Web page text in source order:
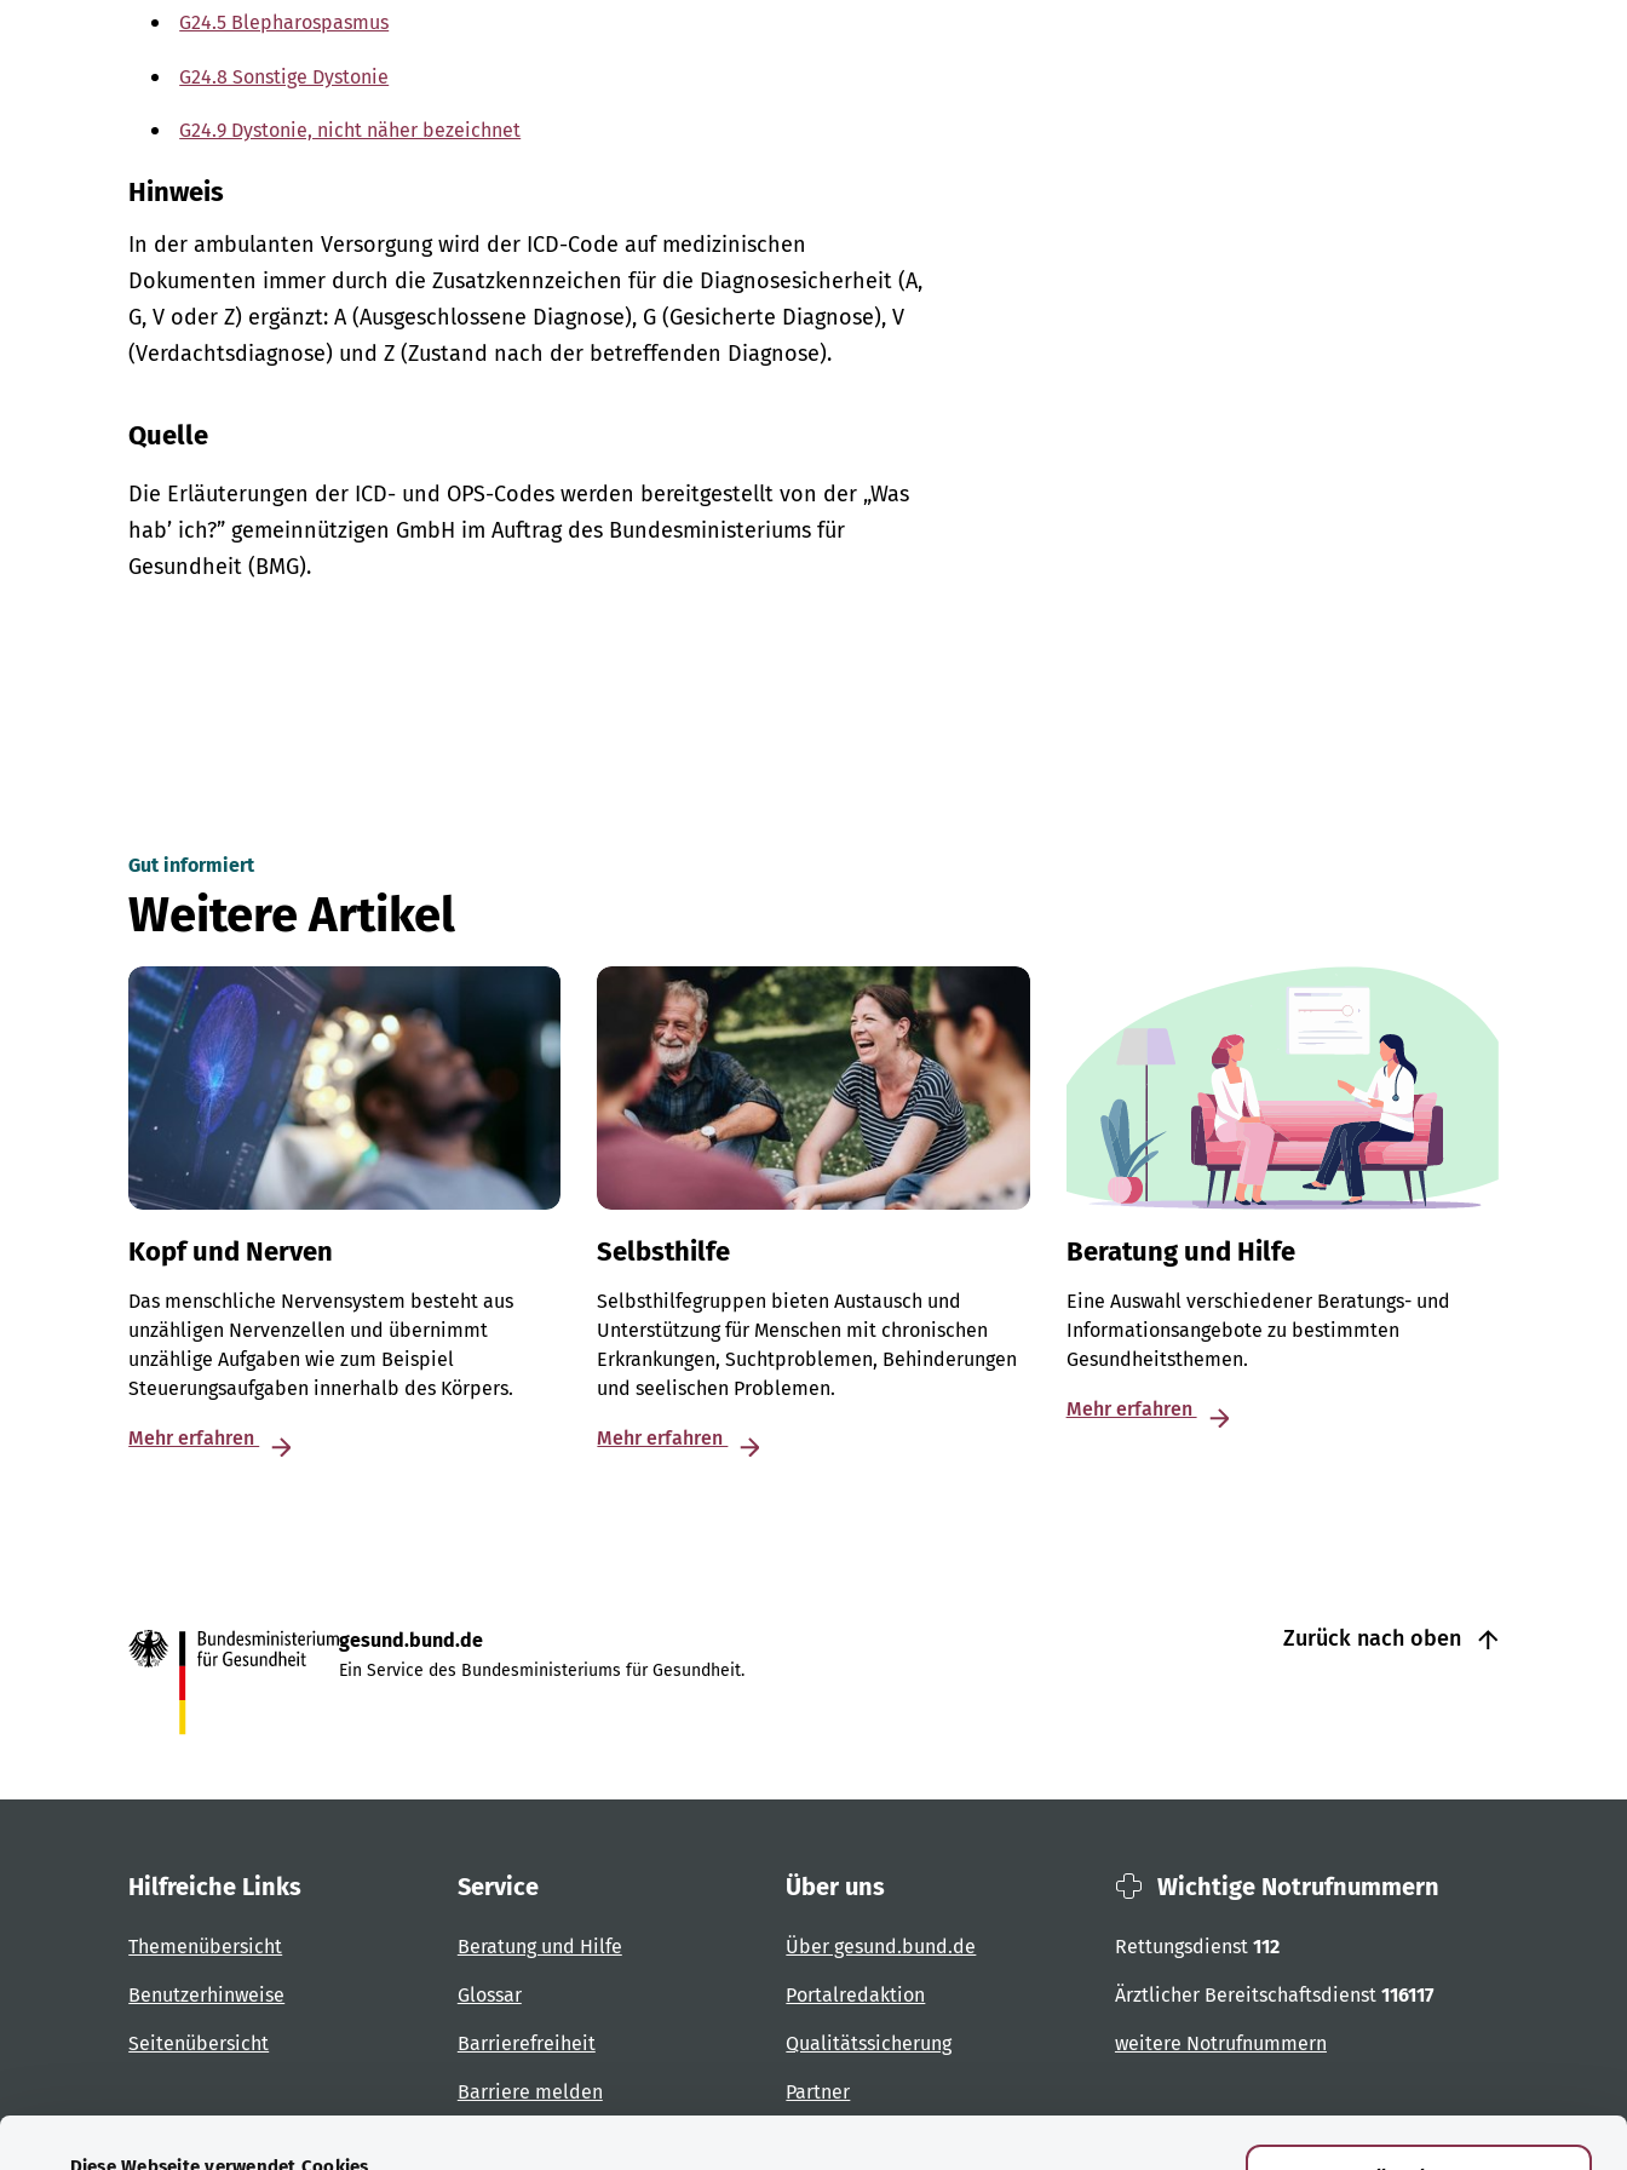
G24.5 Blepharospasmus
G24.8 Sonstige Dystonie
G24.9 Dystonie, nicht näher bezeichnet
Hinweis
In derambulanten Versorgung wird der ICD-Code auf medizinischen
Dokumenten immer durch die Zusatzkennzeichen für die Diagnosesicherheit (A,
G, V oder Z) ergänzt: A (Ausgeschlossene Diagnose), G (Gesicherte Diagnose), V
(Verdachtsdiagnose) und Z (Zustand nach der betreffenden Diagnose).
Quelle
Die Erläuterungen der ICD- und OPS-Codes werden bereitgestellt von der „Was
hab’ ich?” gemeinnützigen GmbH im Auftrag des Bundesministeriums für
Gesundheit (BMG).
Gut informiert
Weitere Artikel
Kopf und Nerven
Das menschliche Nervensystem besteht aus
unzähligen Nervenzellen und übernimmt
unzählige Aufgaben wie zum Beispiel
Steuerungsaufgaben innerhalb des Körpers.
Mehr erfahren
Selbsthilfe
Selbsthilfegruppen bieten Austausch und
Unterstützung für Menschen mit chronischen
Erkrankungen, Suchtproblemen, Behinderungen
und seelischen Problemen.
Mehr erfahren
Beratung und Hilfe
Eine Auswahl verschiedener Beratungs- und
Informationsangebote zu bestimmten
Gesundheitsthemen.
Mehr erfahren
Zurück nach oben
gesund.bund.de
Ein Service des Bundesministeriums für Gesundheit.
Hilfreiche Links
Themenübersicht
Benutzerhinweise
Seitenübersicht
Service
Beratung und Hilfe
Glossar
Barrierefreiheit
Barriere melden
Über uns
Über gesund.bund.de
Portalredaktion
Qualitätssicherung
Partner
Wichtige Notrufnummern
Rettungsdienst 112
Ärztlicher Bereitschaftsdienst 116117
weitere Notrufnummern